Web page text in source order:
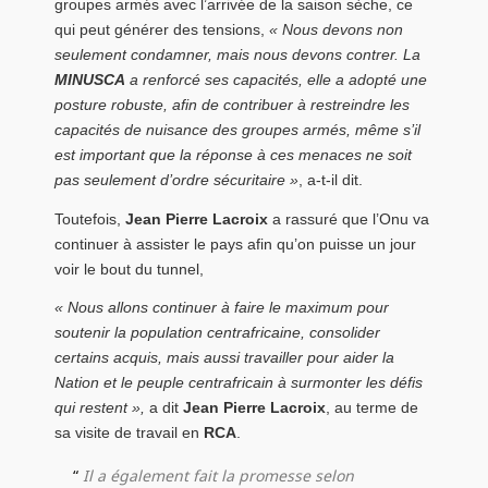
groupes armés avec l’arrivée de la saison sèche, ce
qui peut générer des tensions, « Nous devons non
seulement condamner, mais nous devons contrer. La
MINUSCA a renforcé ses capacités, elle a adopté une
posture robuste, afin de contribuer à restreindre les
capacités de nuisance des groupes armés, même s’il
est important que la réponse à ces menaces ne soit
pas seulement d’ordre sécuritaire » , a-t-il dit.
Toutefois, Jean Pierre Lacroix a rassuré que l’Onu va
continuer à assister le pays afin qu’on puisse un jour
voir le bout du tunnel,
« Nous allons continuer à faire le maximum pour
soutenir la population centrafricaine, consolider
certains acquis, mais aussi travailler pour aider la
Nation et le peuple centrafricain à surmonter les défis
qui restent », a dit Jean Pierre Lacroix, au terme de
sa visite de travail en RCA.
Il a également fait la promesse selon